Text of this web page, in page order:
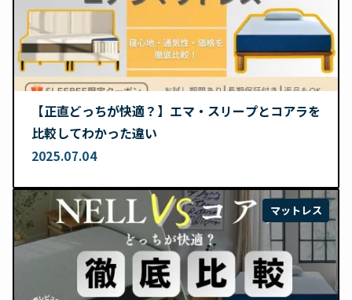
【正直どっちが快適？】エマ・スリープとコアラを
比較してわかった違い
2025.07.04
マットレス